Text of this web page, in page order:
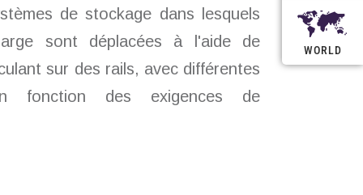
WORLD
de stockage dans lesquels
sont déplacées à l'aide de
sur des rails, avec différentes
fonction des exigences de